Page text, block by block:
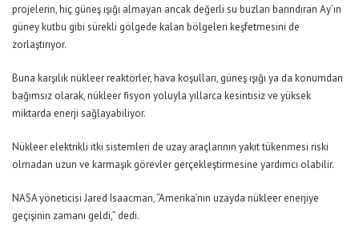
projelerin, hiç güneş ışığı almayan ancak değerli su buzları barındıran Ay’ın
güney kutbu gibi sürekli gölgede kalan bölgeleri keşfetmesini de
zorlaştırıyor.
Buna karşılık nükleer reaktörler, hava koşulları, güneş ışığı ya da konumdan
bağımsız olarak, nükleer fisyon yoluyla yıllarca kesintisiz ve yüksek
miktarda enerji sağlayabiliyor.
Nükleer elektrikli itki sistemleri de uzay araçlarının yakıt tükenmesi riski
olmadan uzun ve karmaşık görevler gerçekleştirmesine yardımcı olabilir.
NASA yöneticisi Jared Isaacman,“Amerika’nın uzayda nükleer enerjiye
geçişinin zamanı geldi,” dedi.